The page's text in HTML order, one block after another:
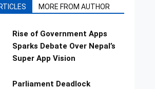
MORE FROM AUTHOR
Rise of Government Apps
Sparks Debate Over Nepal’s
Super App Vision
Parliament Deadlock